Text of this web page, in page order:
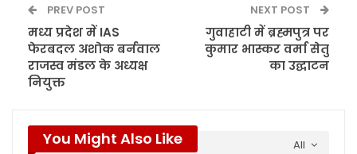
PREV POST
मध्य प्रदेश में IAS
फेरबदल अशोक बर्नवाल
राजस्व मंडल के अध्यक्ष
नियुक्त
NEXT POST
गुवाहाटी में ब्रह्मपुत्र पर
कुमार भास्कर वर्मा सेतु
का उद्घाटन
All
You Might Also Like